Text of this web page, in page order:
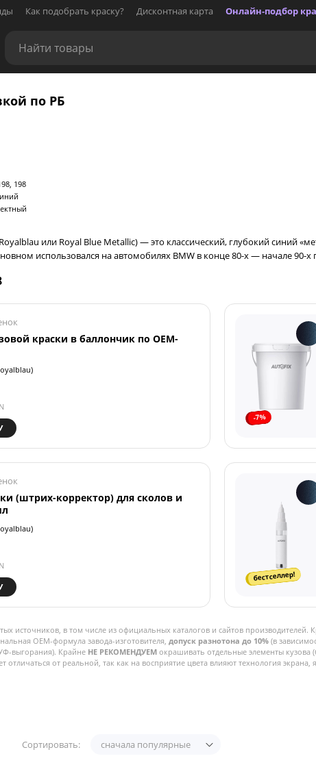
Как подобрать краску? Дисконтная карта Онлайн-подбор
по РБ
198
или Royal Blue Metallic) — это классический, глубокий синий
использовался на автомобилях BMW в конце 80-х — начале 90-х
краски в баллончик по OEM-
-7%
(штрих-корректор) для сколов и
бестселлер!
источников, в том числе из официальных каталогов и сайтов
OEM-формула завода-изготовителя, допуск разнотона до 10% (в
выгорания). Крайне НЕ РЕКОМЕНДУЕМ окрашивать отдельные элементы кузова
отличаться от реальной, так как на восприятие цвета влияют технология
Сортировать: сначала популярные